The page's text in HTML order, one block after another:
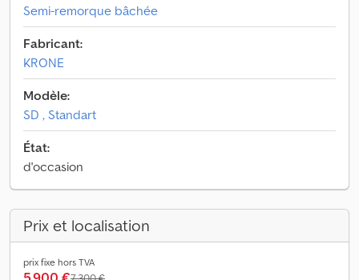
Semi-remorque bâchée
Fabricant:
KRONE
Modèle:
SD , Standart
État:
d'occasion
Prix et localisation
prix fixe hors TVA